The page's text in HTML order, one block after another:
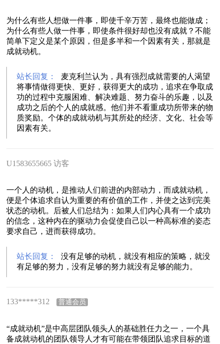
为什么有些人想做一件事，即使千辛万苦，最终也能做成；
为什么有些人做一件事，即使条件很好却也没有成就？不能
简单下定义是某个原因，但是多半和一个因素有关，那就是
成就动机。
站长回复：
麦克利兰认为，具有强烈成就需要的人渴望
将事情做得更快、更好，获得更大的成功，追求在争取成
功的过程中克服困难、解决难题、努力奋斗的乐趣，以及
成功之后的个人的成就感。他们并不看重成功所带来的物
质奖励。个体的成就动机与其所处的经济、文化、社会等
因素有关。
U1583655665 访客
一个人的动机，是推动人们前进的内部动力，而成就动机，
便是个体追求自认为重要的有价值的工作，并使之达到完美
状态的动机。后被人们总结为：如果人们内心具有一个成功
的信念，这种内在的驱动力会促使自己以一种高标准的姿态
要求自己，进而获得成功。
站长回复：
没有足够的动机，就没有相应的策略，就没
有足够的努力，没有足够的努力就没有足够的能力。
133*****312 普通会员
“成就动机”是中高层团队领头人的基础胜任力之一，一个具
备成就动机的团队领导人才有可能在带领团队追求目标的道